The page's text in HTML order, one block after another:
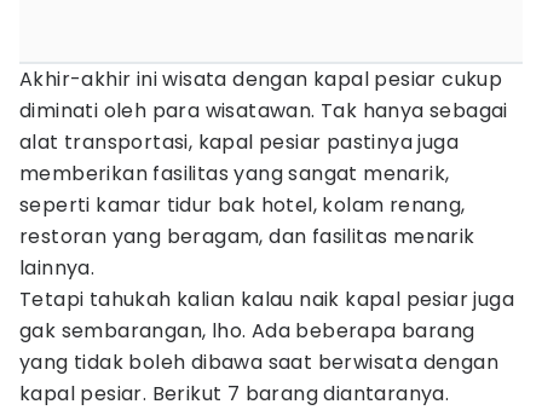
Akhir-akhir ini wisata dengan kapal pesiar cukup
diminati oleh para wisatawan. Tak hanya sebagai
alat transportasi, kapal pesiar pastinya juga
memberikan fasilitas yang sangat menarik,
seperti kamar tidur bak hotel, kolam renang,
restoran yang beragam, dan fasilitas menarik
lainnya.
Tetapi tahukah kalian kalau naik kapal pesiar juga
gak sembarangan, lho. Ada beberapa barang
yang tidak boleh dibawa saat berwisata dengan
kapal pesiar. Berikut 7 barang diantaranya.